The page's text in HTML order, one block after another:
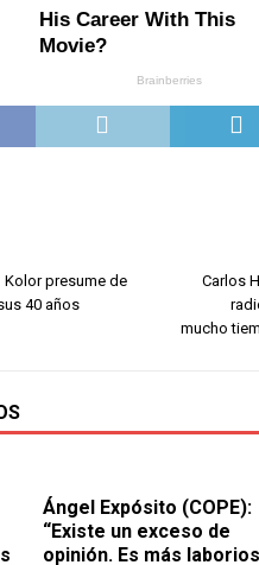
Kolor presume de
40 años
Carlos
mucho
Ángel Expósito (COPE):
“Existe un exceso de
opinión. Es más